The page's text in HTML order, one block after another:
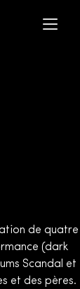
de quatre
(dark
Scandal et
et des pères.